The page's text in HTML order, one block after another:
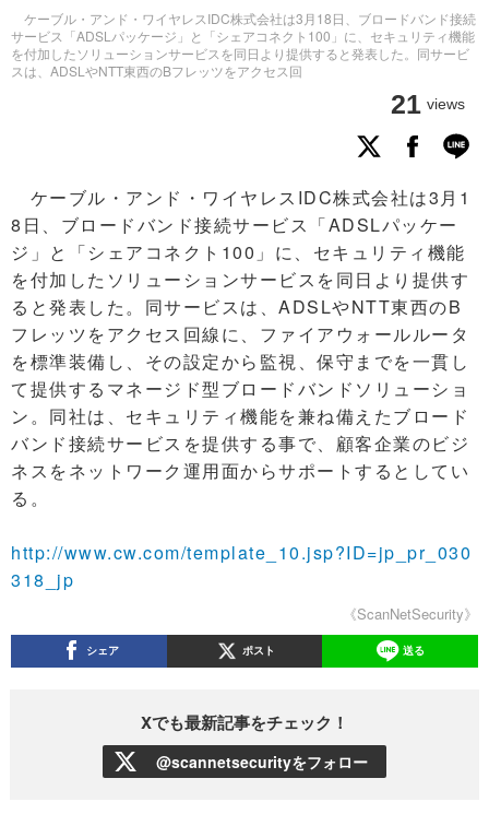
ケーブル・アンド・ワイヤレスIDC株式会社は3月18日、ブロードバンド接続
サービス「ADSLパッケージ」と「シェアコネクト100」に、セキュリティ機能
を付加したソリューションサービスを同日より提供すると発表した。同サービ
スは、ADSLやNTT東西のBフレッツをアクセス回
21 views
ケーブル・アンド・ワイヤレスIDC株式会社は3月1
8日、ブロードバンド接続サービス「ADSLパッケー
ジ」と「シェアコネクト100」に、セキュリティ機能
を付加したソリューションサービスを同日より提供す
ると発表した。同サービスは、ADSLやNTT東西のB
フレッツをアクセス回線に、ファイアウォールルータ
を標準装備し、その設定から監視、保守までを一貫し
て提供するマネージド型ブロードバンドソリューショ
ン。同社は、セキュリティ機能を兼ね備えたブロード
バンド接続サービスを提供する事で、顧客企業のビジ
ネスをネットワーク運用面からサポートするとしてい
る。
http://www.cw.com/template_10.jsp?ID=jp_pr_030
318_jp
《ScanNetSecurity》
シェア ポスト 送る
Xでも最新記事をチェック！
@scannetsecurityをフォロー